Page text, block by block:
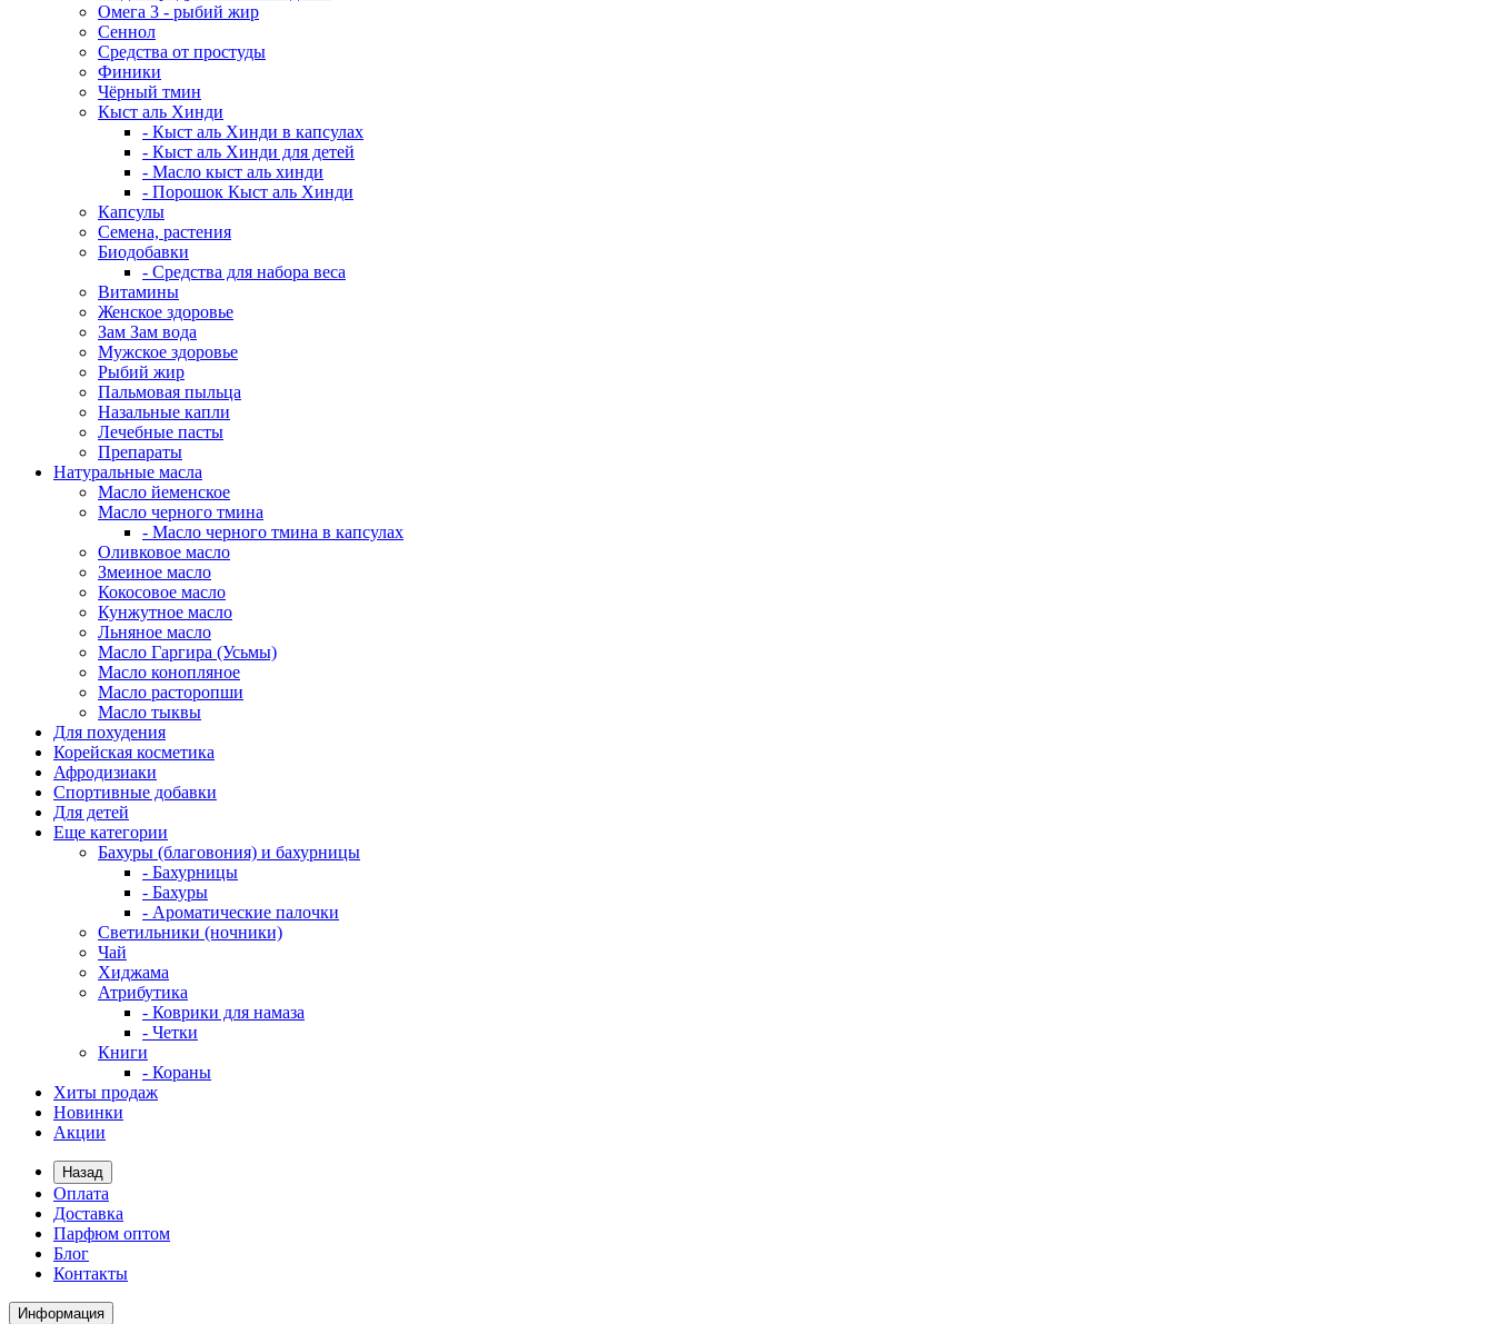
Омега 3 - рыбий жир
Сеннол
Средства от простуды
Финики
Чёрный тмин
Кыст аль Хинди
- Кыст аль Хинди в капсулах
- Кыст аль Хинди для детей
- Масло кыст аль хинди
- Порошок Кыст аль Хинди
Капсулы
Семена, растения
Биодобавки
- Средства для набора веса
Витамины
Женское здоровье
Зам Зам вода
Мужское здоровье
Рыбий жир
Пальмовая пыльца
Назальные капли
Лечебные пасты
Препараты
Натуральные масла
Масло йеменское
Масло черного тмина
- Масло черного тмина в капсулах
Оливковое масло
Змеиное масло
Кокосовое масло
Кунжутное масло
Льняное масло
Масло Гаргира (Усьмы)
Масло конопляное
Масло расторопши
Масло тыквы
Для похудения
Корейская косметика
Афродизиаки
Спортивные добавки
Для детей
Еще категории
Бахуры (благовония) и бахурницы
- Бахурницы
- Бахуры
- Ароматические палочки
Светильники (ночники)
Чай
Хиджама
Атрибутика
- Коврики для намаза
- Четки
Книги
- Кораны
Хиты продаж
Новинки
Акции
Назад
Оплата
Доставка
Парфюм оптом
Блог
Контакты
Информация